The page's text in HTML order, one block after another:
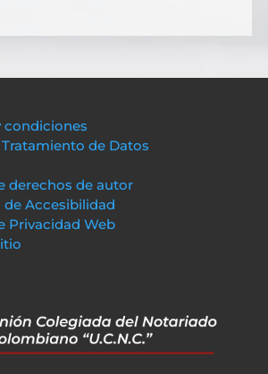
condiciones
Tratamiento de Datos
derechos de autor
de Accesibilidad
Privacidad Web